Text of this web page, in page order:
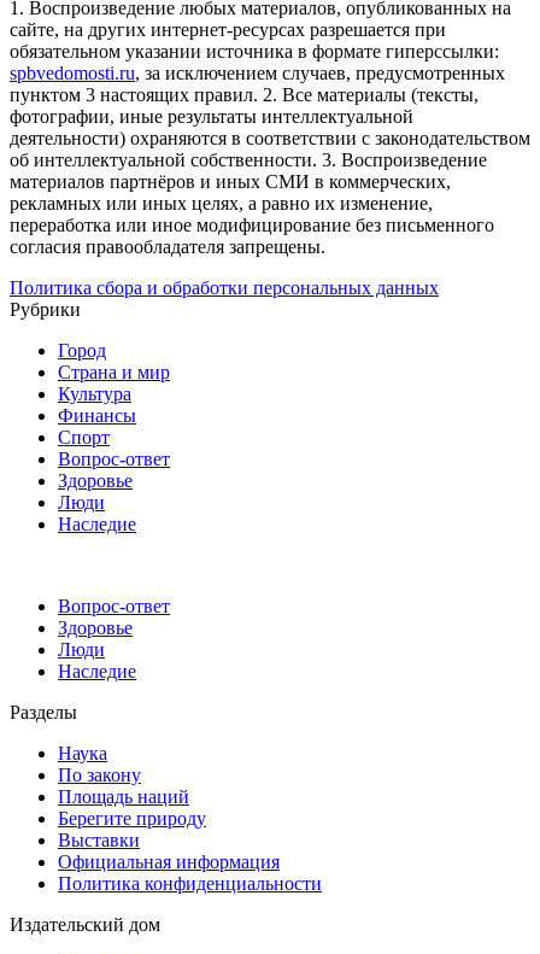
1. Воспроизведение любых материалов, опубликованных на
сайте, на других интернет-ресурсах разрешается при
обязательном указании источника в формате гиперссылки:
spbvedomosti.ru, за исключением случаев, предусмотренных
пунктом 3 настоящих правил. 2. Все материалы (тексты,
фотографии, иные результаты интеллектуальной
деятельности) охраняются в соответствии с законодательством
об интеллектуальной собственности. 3. Воспроизведение
материалов партнёров и иных СМИ в коммерческих,
рекламных или иных целях, а равно их изменение,
переработка или иное модифицирование без письменного
согласия правообладателя запрещены.
Политика сбора и обработки персональных данных
Рубрики
Город
Страна и мир
Культура
Финансы
Спорт
Вопрос-ответ
Здоровье
Люди
Наследие
Вопрос-ответ
Здоровье
Люди
Наследие
Разделы
Наука
По закону
Площадь наций
Берегите природу
Выставки
Официальная информация
Политика конфиденциальности
Издательский дом